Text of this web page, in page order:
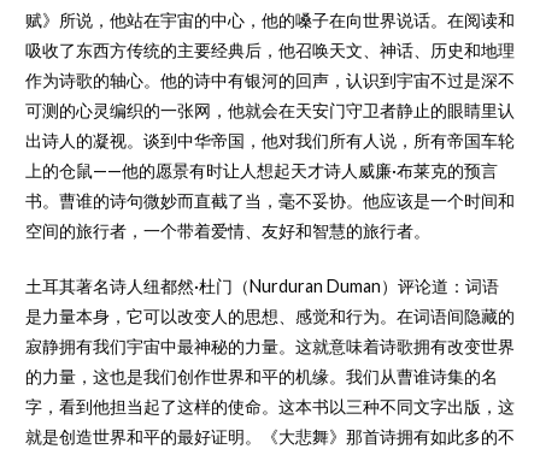
赋》所说，他站在宇宙的中心，他的嗓子在向世界说话。在阅读和
吸收了东西方传统的主要经典后，他召唤天文、神话、历史和地理
作为诗歌的轴心。他的诗中有银河的回声，认识到宇宙不过是深不
可测的心灵编织的一张网，他就会在天安门守卫者静止的眼睛里认
出诗人的凝视。谈到中华帝国，他对我们所有人说，所有帝国车轮
上的仓鼠——他的愿景有时让人想起天才诗人威廉·布莱克的预言
书。曹谁的诗句微妙而直截了当，毫不妥协。他应该是一个时间和
空间的旅行者，一个带着爱情、友好和智慧的旅行者。
土耳其著名诗人纽都然·杜门（Nurduran Duman）评论道：词语
是力量本身，它可以改变人的思想、感觉和行为。在词语间隐藏的
寂静拥有我们宇宙中最神秘的力量。这就意味着诗歌拥有改变世界
的力量，这也是我们创作世界和平的机缘。我们从曹谁诗集的名
字，看到他担当起了这样的使命。这本书以三种不同文字出版，这
就是创造世界和平的最好证明。《大悲舞》那首诗拥有如此多的不